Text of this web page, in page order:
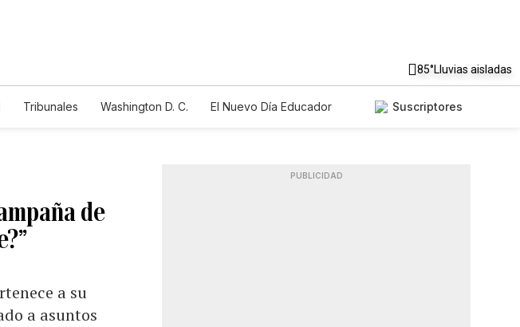
85°Lluvias aisladas
Tribunales Washington D. C.
El Nuevo Día Educador
Suscriptores
de
a su
a asuntos
PUBLICIDAD